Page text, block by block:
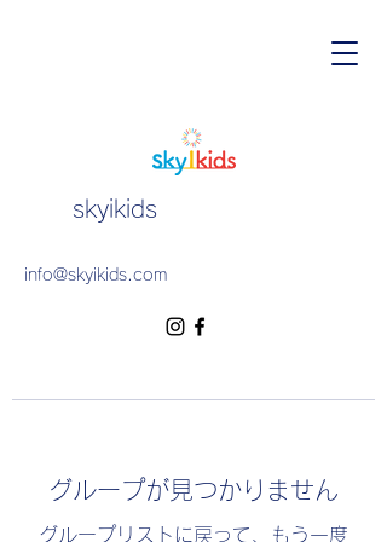
skyikids
info@skyikids.com
グループが見つかりません
グループリストに戻って、もう一度